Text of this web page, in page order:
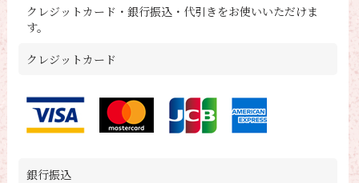
クレジットカード・銀行振込・代引きをお使いいただけま
す。
クレジットカード
銀行振込